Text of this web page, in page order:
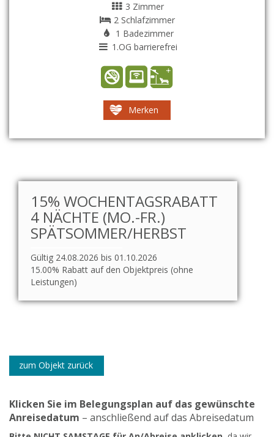
3 Zimmer
2 Schlafzimmer
1 Badezimmer
1.OG barrierefrei
Merken
15% WOCHENTAGSRABATT
4 NÄCHTE (MO.-FR.)
SPÄTSOMMER/HERBST
Gültig 24.08.2026 bis 01.10.2026
15.00% Rabatt auf den Objektpreis (ohne
Leistungen)
zum Objekt zurück
Klicken Sie im Belegungsplan auf das gewünschte
Anreisedatum – anschließend auf das Abreisedatum